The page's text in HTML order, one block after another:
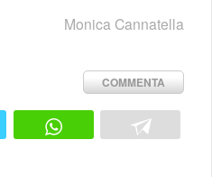
Monica Cannatella
COMMENTA